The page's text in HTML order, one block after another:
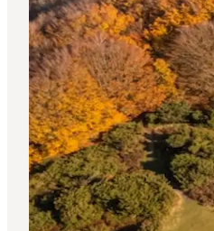
PLANLÆG DIN TUR